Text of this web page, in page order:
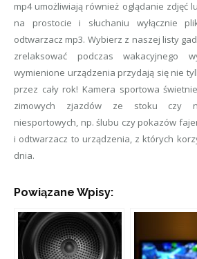
mp4 umożliwiają również oglądanie zdjęć
na prostocie i słuchaniu wyłącznie
odtwarzacz mp3. Wybierz z naszej listy
zrelaksować podczas wakacyjnego
wymienione urządzenia przydają się nie
przez cały rok! Kamera sportowa
zimowych zjazdów ze stoku czy
niesportowych, np. ślubu czy pokazów
i odtwarzacz to urządzenia, z których
dnia.
Powiązane Wpisy: